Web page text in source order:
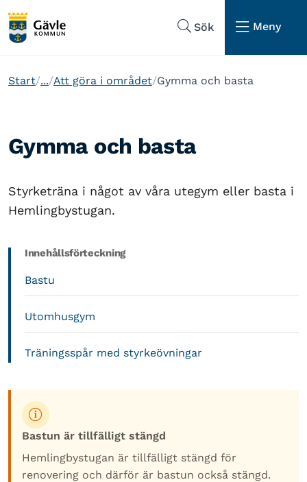
Sök
Meny
Start ... Att göra i området Gymma och basta
Gymma och basta
Styrketräna i något av våra utegym eller basta i
Hemlingbystugan.
Innehållsförteckning
Bastu
Utomhusgym
Träningsspår med styrkeövningar
Bastun är tillfälligt stängd
Hemlingbystugan är tillfälligt stängd för
renovering och därför är bastun också stängd.